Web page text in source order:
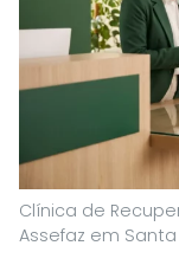
Clínica de
Assefaz em Santa